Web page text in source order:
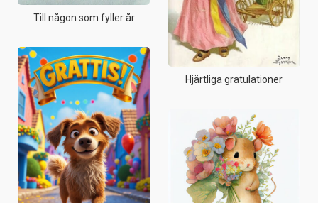
Till någon som fyller år
Hjärtliga gratulationer